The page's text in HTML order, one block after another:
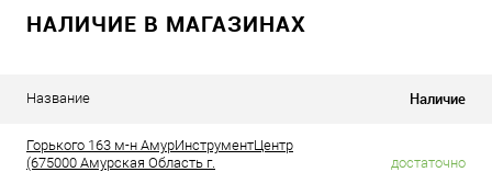
НАЛИЧИЕ В МАГАЗИНАХ
Название Наличие
Горького 163 м-н АмурИнструментЦентр
(675000 Амурская Область г.
достаточно